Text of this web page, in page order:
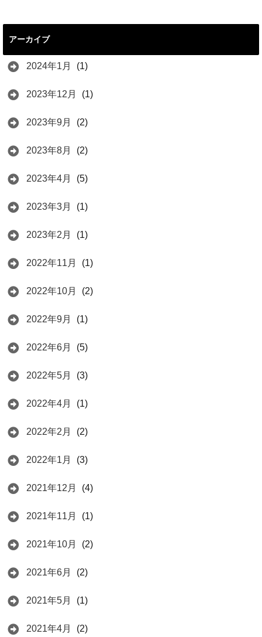
アーカイブ
2024年1月 (1)
2023年12月 (1)
2023年9月 (2)
2023年8月 (2)
2023年4月 (5)
2023年3月 (1)
2023年2月 (1)
2022年11月 (1)
2022年10月 (2)
2022年9月 (1)
2022年6月 (5)
2022年5月 (3)
2022年4月 (1)
2022年2月 (2)
2022年1月 (3)
2021年12月 (4)
2021年11月 (1)
2021年10月 (2)
2021年6月 (2)
2021年5月 (1)
2021年4月 (2)